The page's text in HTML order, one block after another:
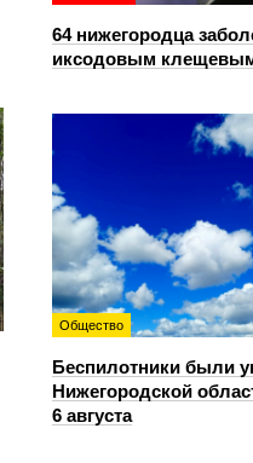
64 нижегородца
иксодовым
Общество
Беспилотники были
Нижегородской
6 августа